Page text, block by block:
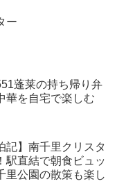
ー
蓬莱の持ち帰り弁
華を自宅で楽しむ
記】南千里クリスタ
駅直結で朝食ビュッ
里公園の散策も楽し